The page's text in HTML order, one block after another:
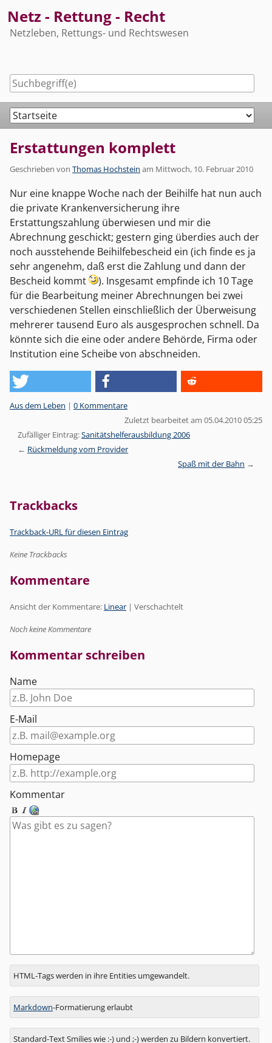
to
content
Netz - Rettung - Recht
Netzleben, Rettungs- und Rechtswesen
Navigation
Erstattungen komplett
Geschrieben von Thomas Hochstein am Mittwoch, 10. Februar 2010
Nur eine knappe Woche nach der Beihilfe hat nun auch
die private Krankenversicherung ihre
Erstattungszahlung überwiesen und mir die
Abrechnung geschickt; gestern ging überdies auch der
noch ausstehende Beihilfebescheid ein (ich finde es ja
sehr angenehm, daß erst die Zahlung und dann der
Bescheid kommt
). Insgesamt empfinde ich 10 Tage
für die Bearbeitung meiner Abrechnungen bei zwei
verschiedenen Stellen einschließlich der Überweisung
mehrerer tausend Euro als ausgesprochen schnell. Da
könnte sich die eine oder andere Behörde, Firma oder
Institution eine Scheibe von abschneiden.
Kategorien:
Aus dem Leben | 0 Kommentare
Zuletzt bearbeitet am 05.04.2010 05:25
Zufälliger Eintrag:Sanitätshelferausbildung 2006
Rückmeldung vom Provider
Spaß mit der Bahn
Trackbacks
Trackback-URL für diesen Eintrag
Keine Trackbacks
Kommentare
Ansicht der Kommentare: Linear | Verschachtelt
Noch keine Kommentare
Kommentar schreiben
Name
E-Mail
Homepage
Kommentar
Antwort
zu
HTML-Tags werden in ihre Entities umgewandelt.
Markdown-Formatierung erlaubt
Standard-Text Smilies wie :-) und ;-) werden zu Bildern konvertiert.